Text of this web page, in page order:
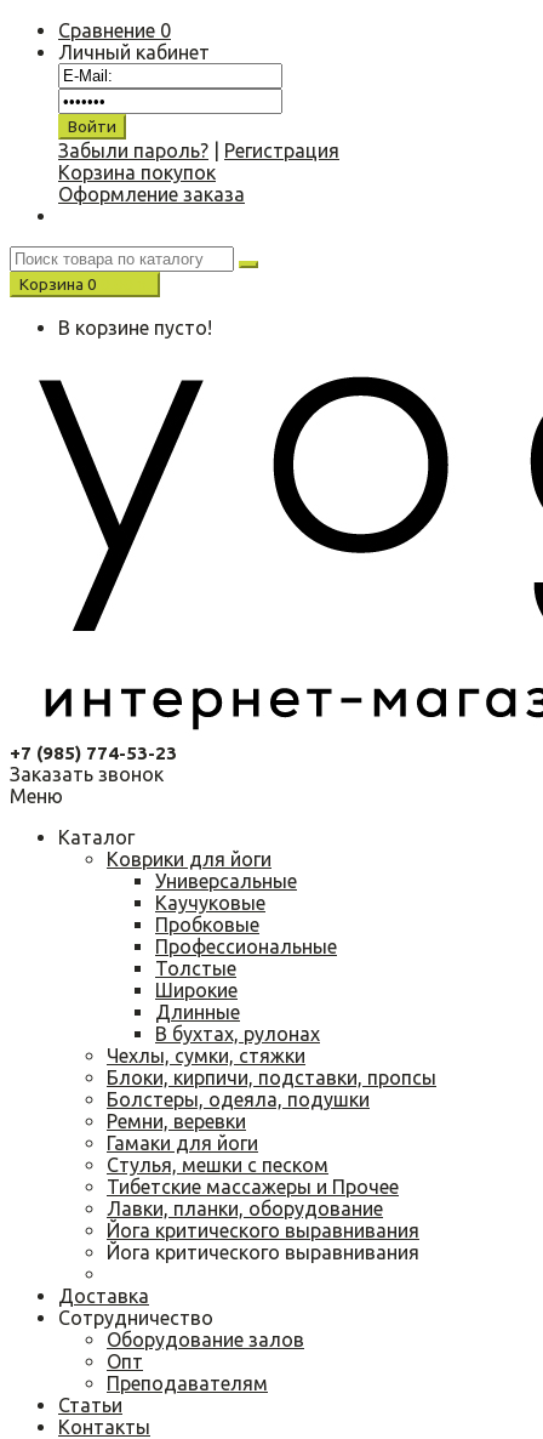
Сравнение 0
Личный кабинет
Забыли пароль?
Регистрация
Корзина покупок
Оформление заказа
Корзина 0
В корзине пусто!
+7 (985) 774-53-23
Заказать звонок
Меню
Каталог
Коврики для йоги
Универсальные
Каучуковые
Пробковые
Профессиональные
Толстые
Широкие
Длинные
В бухтах, рулонах
Чехлы, сумки, стяжки
Блоки, кирпичи, подставки, пропсы
Болстеры, одеяла, подушки
Ремни, веревки
Гамаки для йоги
Cтулья, мешки с песком
Тибетские массажеры и Прочее
Лавки, планки, оборудование
Йога критического выравнивания
Йога критического выравнивания
Доставка
Сотрудничество
Оборудование залов
Опт
Преподавателям
Статьи
Контакты